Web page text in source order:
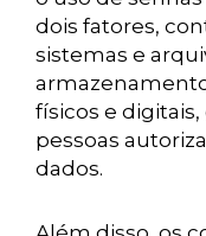
dois fatores,
sistemas e
físicos e
pessoas
dados.